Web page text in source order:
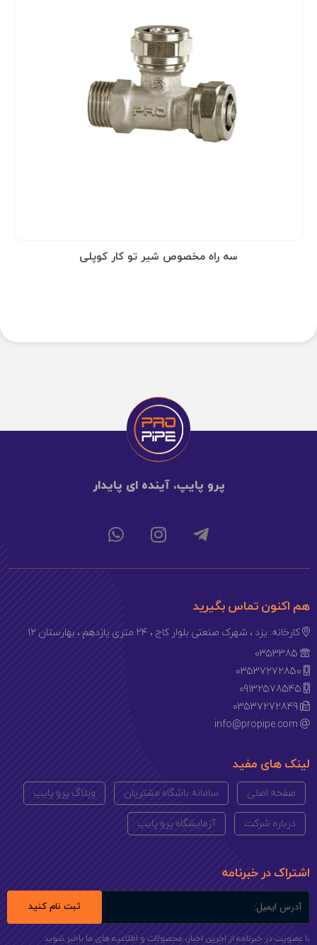
سه راه مخصوص شیر تو کار کوپلی
پرو پایپ، آینده ای پایدار
هم اکنون تماس بگیرید
کارخانه: یزد ، شهرک صنعتی بلوار کاج ، ۲۴ متری یازدهم ، بهارستان ۱۲
0353385
03537272850
09132578545
03537272849
info@propipe.com
لینک های مفید
صفحه اصلی سامانه باشگاه مشتریان وبلاگ پرو پایپ
درباره شرکت آزمایشگاه پرو پایپ
اشتراک در خبرنامه
ثبت نام کنید
با عضویت در خبرنامه از اخرین اخبار، محصولات و اطلاعیه های ما باخبر شوید